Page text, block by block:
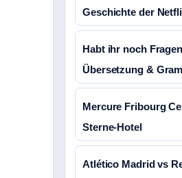
Geschichte der
Habt ihr noch
Übersetzung &
Mercure Fribourg
Sterne-Hotel
Atlético Madrid vs